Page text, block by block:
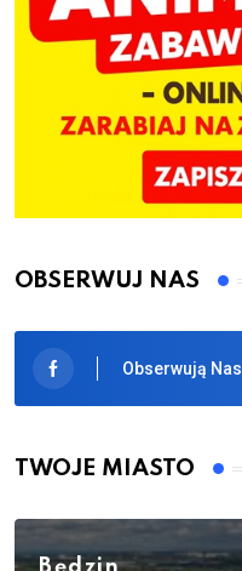
OBSERWUJ NAS
Obserwują Nas
TWOJE MIASTO